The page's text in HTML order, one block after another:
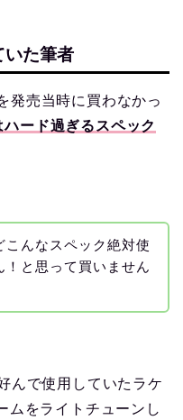
いた筆者
発売当時に買わなかっ
ハード過ぎるスペック
こんなスペック絶対使
！と思って買いません
んで使用していたラケ
ムをライトチューンし